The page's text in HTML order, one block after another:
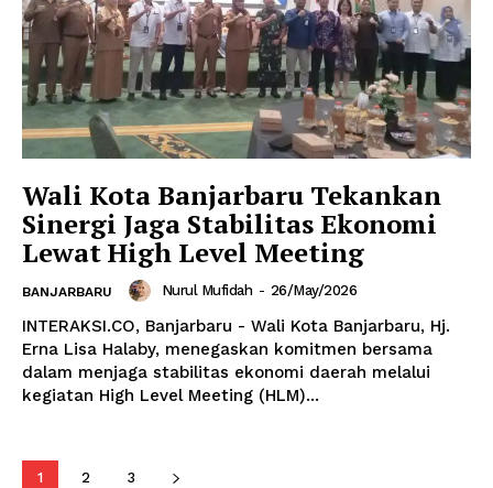
Wali Kota Banjarbaru Tekankan
Sinergi Jaga Stabilitas Ekonomi
Lewat High Level Meeting
BANJARBARU Nurul Mufidah - 26/May/2026
INTERAKSI.CO, Banjarbaru - Wali Kota Banjarbaru, Hj.
Erna Lisa Halaby, menegaskan komitmen bersama
dalam menjaga stabilitas ekonomi daerah melalui
kegiatan High Level Meeting (HLM)...
1 2 3